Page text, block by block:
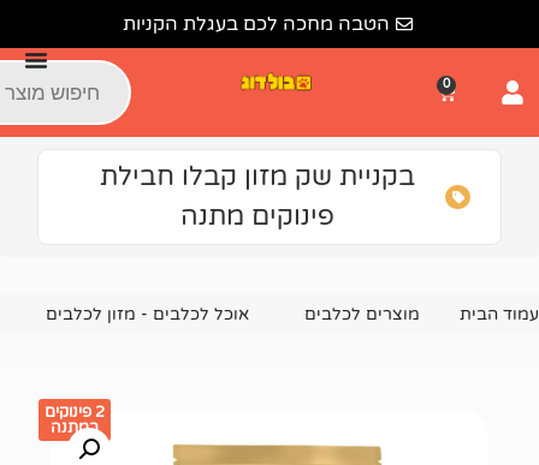
הטבה מחכה לכם בעגלת הקניות
שק מזון קבלו חבילת
פינוקים מתנה
לכלבים אוכל לכלבים - מזון לכלבים מזון יבש לכלבים